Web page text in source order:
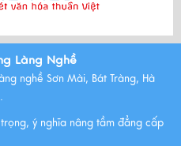
Có Ý Nghĩa Như Thế Nào
Làng Nghề
nghề Sơn Mài, Bát Tràng, Hà
ý nghĩa nâng tầm đẳng cấp